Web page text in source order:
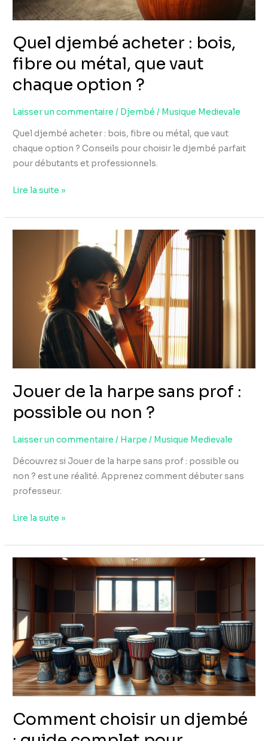
Quel djembé acheter : bois,
fibre ou métal, que vaut
chaque option ?
Laisser un commentaire / Djembé / Musique Medievale
Quel djembé acheter : bois, fibre ou métal, que vaut
chaque option ? Conseils pour choisir le djembé parfait
pour débutants et professionnels.
que
vaut
chaque
option
?
Lire la suite »
Jouer de la harpe sans prof :
possible ou non ?
Laisser un commentaire / Harpe / Musique Medievale
Découvrez si Jouer de la harpe sans prof : possible ou
non ? est une réalité. Apprenez comment débuter sans
professeur.
possible
non
?
Lire la suite »
Comment choisir un djembé
Comment
choisir
djembé
guide
complet
pour
débutants